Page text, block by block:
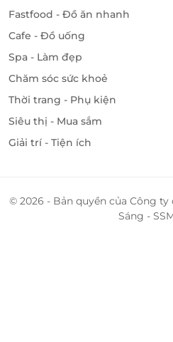
Fastfood - Đồ ăn nhanh
Cafe - Đồ uống
Spa - Làm đẹp
Chăm sóc sức khoẻ
Thời trang - Phụ kiện
Siêu thị - Mua sắm
Giải trí - Tiện ích
© 2026 - Bản quyền của Công
Sáng -